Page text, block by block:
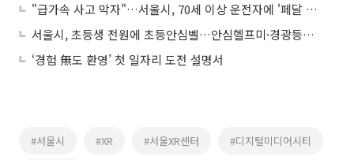
"급가속 사고 막자"…서울시, 70세 이상 운전자에 '페달 오조작 방지 장치' 지원
서울시, 초등생 전원에 초등안심벨…안심헬프미·경광등도 연중 지원
‘경험 無도 환영’ 첫 일자리 도전 설명서
#서울시 #XR #서울XR센터 #디지털미디어시티